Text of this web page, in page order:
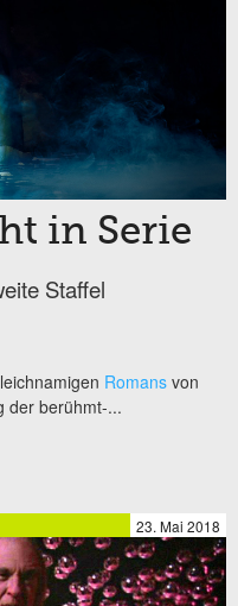
in Serie
Staffel
Romans von
der berühmt-...
23. Mai 2018